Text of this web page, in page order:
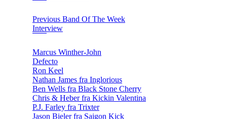
Previous Band Of The Week
Interview
Marcus Winther-John
Defecto
Ron Keel
Nathan James fra Inglorious
Ben Wells fra Black Stone Cherry
Chris & Heber fra Kickin Valentina
P.J. Farley fra Trixter
Jason Bieler fra Saigon Kick